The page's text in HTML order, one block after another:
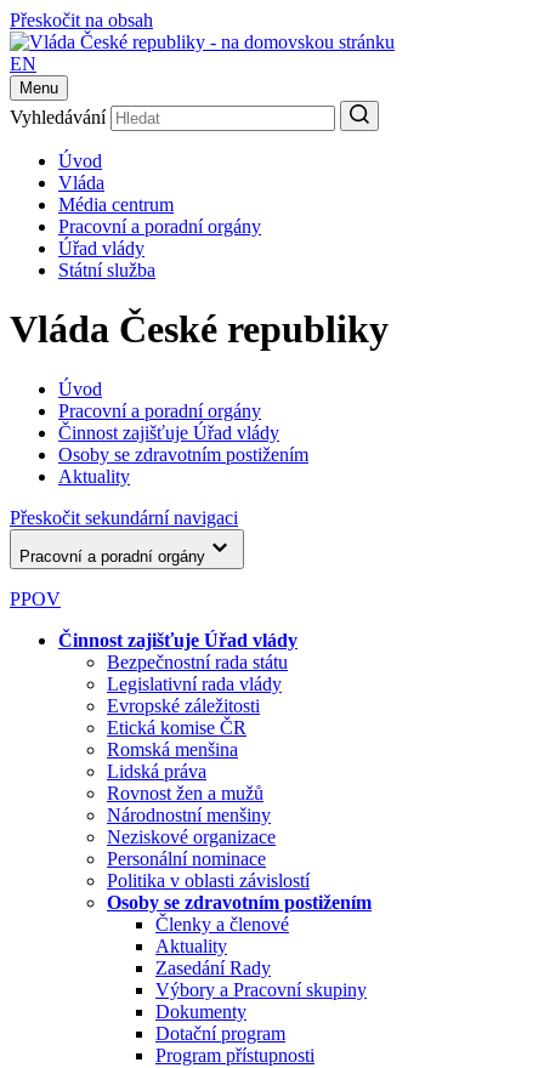
Přeskočit na obsah
EN
Menu
Vyhledávání
Úvod
Vláda
Média centrum
Pracovní a poradní orgány
Úřad vlády
Státní služba
Vláda České republiky
Úvod
Pracovní a poradní orgány
Činnost zajišťuje Úřad vlády
Osoby se zdravotním postižením
Aktuality
Přeskočit sekundární navigaci
Pracovní a poradní orgány
PPOV
Činnost zajišťuje Úřad vlády
Bezpečnostní rada státu
Legislativní rada vlády
Evropské záležitosti
Etická komise ČR
Romská menšina
Lidská práva
Rovnost žen a mužů
Národnostní menšiny
Neziskové organizace
Personální nominace
Politika v oblasti závislostí
Osoby se zdravotním postižením
Členky a členové
Aktuality
Zasedání Rady
Výbory a Pracovní skupiny
Dokumenty
Dotační program
Program přístupnosti